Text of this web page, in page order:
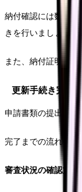
納付確認には数日
きを行いましょう。
また、納付証明書は
更新手続き完了後
申請書類の提出後も
完了までの流れを把
審査状況の確認方法